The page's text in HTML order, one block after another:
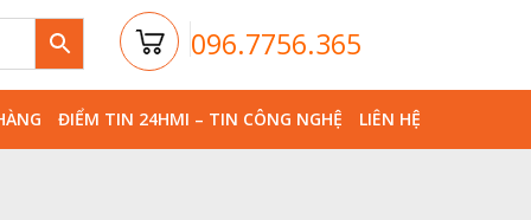
096.7756.365
ĐIỂM TIN 24HMI – TIN CÔNG NGHỆ LIÊN HỆ